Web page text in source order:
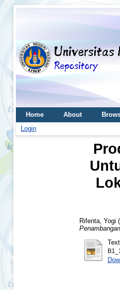
Home About
Login
Rifenta, Yogi
Text